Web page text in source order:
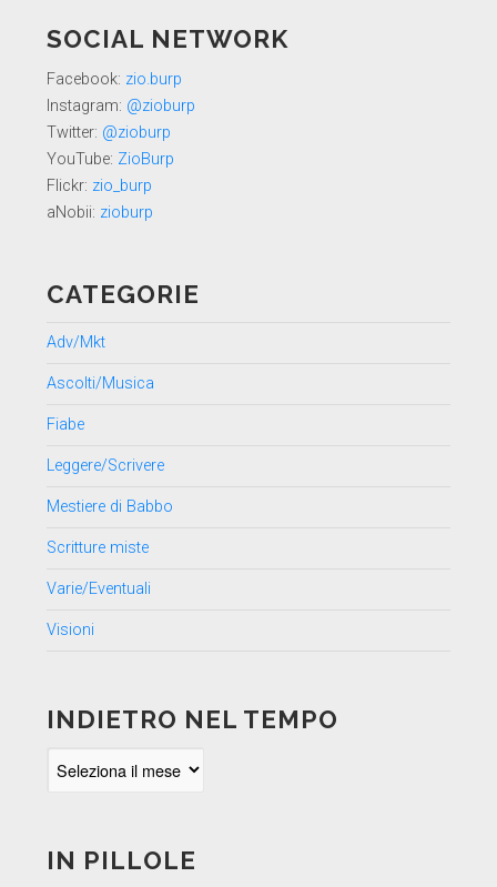
SOCIAL NETWORK
Facebook: zio.burp
Instagram: @zioburp
Twitter: @zioburp
YouTube: ZioBurp
Flickr: zio_burp
aNobii: zioburp
CATEGORIE
Adv/Mkt
Ascolti/Musica
Fiabe
Leggere/Scrivere
Mestiere di Babbo
Scritture miste
Varie/Eventuali
Visioni
INDIETRO NEL TEMPO
IN PILLOLE